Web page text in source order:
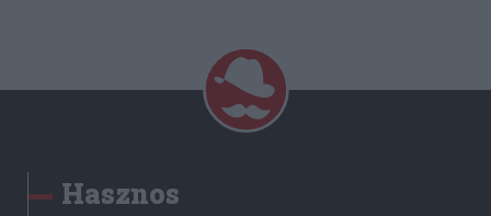
Hasznos